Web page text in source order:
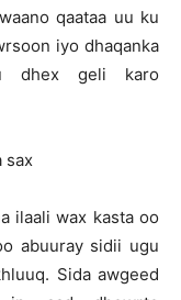
qaataa uu ku
iyo dhaqanka
dhex geli karo
sax
ilaali wax kasta oo
abuuray sidii ugu
Sida awgeed